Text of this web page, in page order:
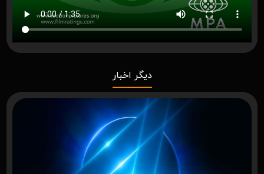
دیگر اخبار